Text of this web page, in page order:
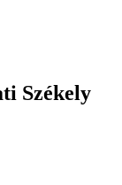
Székely